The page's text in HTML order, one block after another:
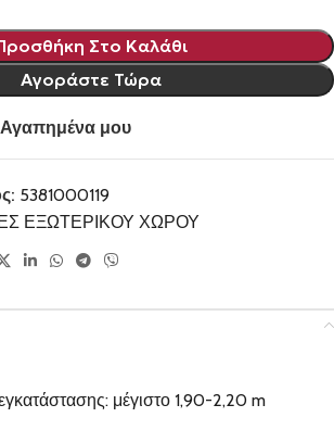
Στο Καλάθι
Αγοράστε Τώρα
μου
5381000119
ΕΞΩΤΕΡΙΚΟΥ ΧΩΡΟΥ
μέγιστο 1,90-2,20 m